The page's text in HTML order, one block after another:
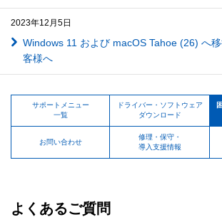
2023年12月5日
Windows 11 および macOS Tahoe (26) へ
客様へ
サポートメニュー
一覧
ドライバー・ソフトウェア
ダウンロード
お問い合わせ
修理・保守・
導入支援情報
よくあるご質問